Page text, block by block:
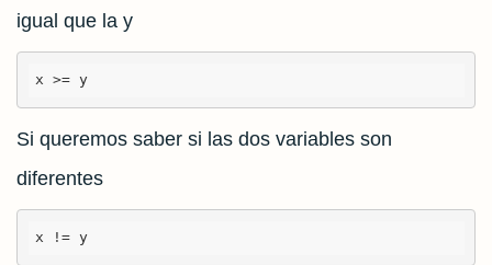
igual que la y
x >= y
Si queremos saber si las dos variables son
diferentes
x != y